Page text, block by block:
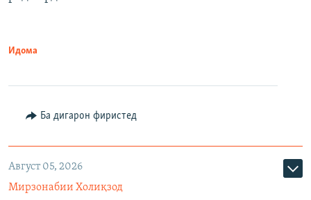
Идома
Ба дигарон фиристед
Август 05, 2026
Мирзонабии Холиқзод